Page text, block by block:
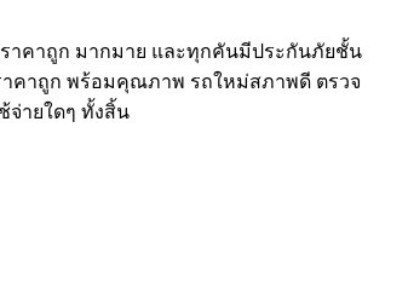
ราคาถูก มากมาย และทุกคันมีประกันภัยชั้น
าคาถูก พร้อมคุณภาพ รถใหม่สภาพดี ตรวจ
ายใดๆ ทั้งสิ้น